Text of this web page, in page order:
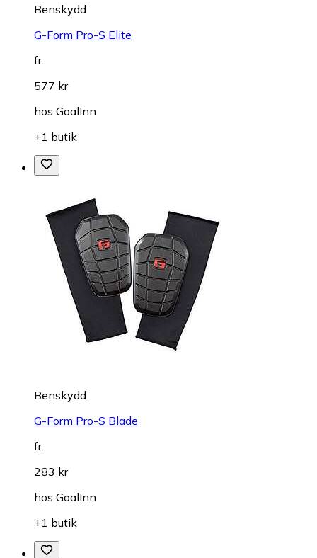
Benskydd
G-Form Pro-S Elite
fr.
577 kr
hos GoalInn
+1 butik
Benskydd
G-Form Pro-S Blade
fr.
283 kr
hos GoalInn
+1 butik